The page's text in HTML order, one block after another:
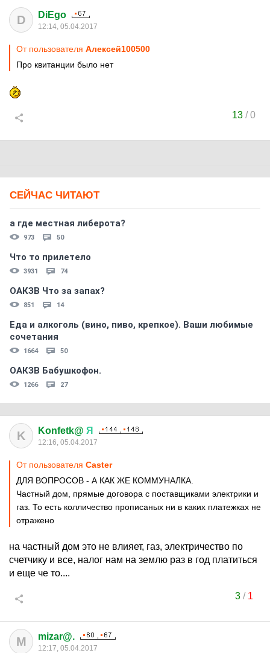
D DiEgo
12:14, 05.04.2017
От пользователя Алексей100500
Про квитанции было нет
13 /0
СЕЙЧАС ЧИТАЮТ
а где местная либерота?
973 50
Что то прилетело
3931 74
ОАКЗВ Что за запах?
851 14
Еда и алкоголь (вино, пиво, крепкое). Ваши любимые
сочетания
1664 50
ОАКЗВ Бабушкофон.
1266 27
K Konfetk@ Я
12:16, 05.04.2017
От пользователя Caster
ДЛЯ ВОПРОСОВ - А КАК ЖЕ КОММУНАЛКА.
Частный дом, прямые договора с поставщиками электрики и
газ. То есть колличество прописаных ни в каких платежках не
отражено
на частный дом это не влияет, газ, электричество по
счетчику и все, налог нам на землю раз в год платиться
и еще че то....
3/ 1
M mizar@.
12:17, 05.04.2017